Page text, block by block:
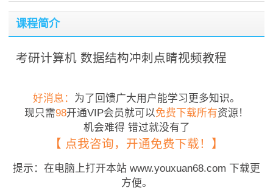
课程简介
考研计算机 数据结构冲刺点睛视频教程
好消息： 为了回馈广大用户能学习更多知识。
现只需98开通VIP会员就可以免费下载所有资源！
机会难得 错过就没有了
【 点我咨询，开通免费下载！】
提示：在电脑上打开本站 www.youxuan68.com 下载更
方便。